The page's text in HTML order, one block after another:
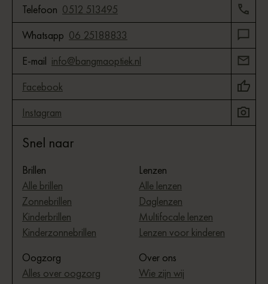
Telefoon 0512 513495
Whatsapp 06 25188833
E-mail info@bangmaoptiek.nl
Facebook
Instagram
Snel naar
Brillen
Alle brillen
Zonnebrillen
Kinderbrillen
Kinderzonnebrillen
Lenzen
Alle lenzen
Daglenzen
Multifocale lenzen
Lenzen voor kinderen
Oogzorg
Alles over oogzorg
Over ons
Wie zijn wij